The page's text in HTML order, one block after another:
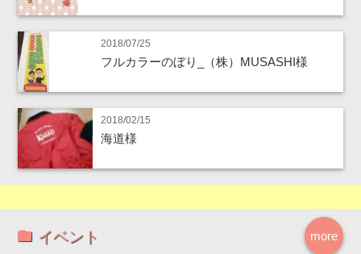
2018/07/25
フルカラーのぼり_（株）MUSASHI様
2018/02/15
海道様
more
イベント